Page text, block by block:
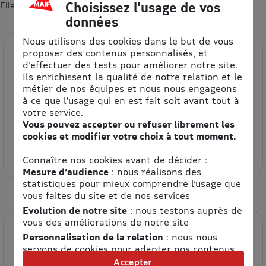
Elles devraient vous intéresser 😍
Etam
Choisissez l'usage de vos
données
Nous utilisons des cookies dans le but de vous
proposer des contenus personnalisés, et
d'effectuer des tests pour améliorer notre site.
Ils enrichissent la qualité de notre relation et le
métier de nos équipes et nous nous engageons
à ce que l'usage qui en est fait soit avant tout à
votre service.
Vous pouvez accepter ou refuser librement les
cookies et modifier votre choix à tout moment.
Connaître nos cookies avant de décider :
Mesure d’audience: nous réalisons des
statistiques pour mieux comprendre l’usage que
vous faites du site et de nos services
Evolution de notre site: nous testons auprès de
vous des améliorations de notre site
Personnalisation de la relation : nous nous
servons de cookies pour adapter nos contenus
et personnaliser nos offres
Accepter